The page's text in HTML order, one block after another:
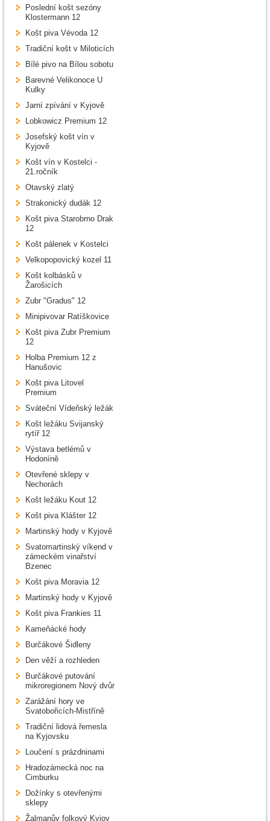
Poslední košt sezóny
Klostermann 12
Košt piva Vévoda 12
Tradiční košt v Miloticích
Bílé pivo na Bílou sobotu
Barevné Velikonoce U
Kulky
Jarní zpívání v Kyjově
Lobkowicz Premium 12
Josefský košt vín v
Kyjově
Košt vín v Kostelci -
21.ročník
Otavský zlatý
Strakonický dudák 12
Košt piva Starobrno Drak
12
Košt pálenek v Kostelci
Velkopopovický kozel 11
Košt kolbásků v
Žarošicích
Zubr "Gradus" 12
Minipivovar Ratíškovice
Košt piva Zubr Premium
12
Holba Premium 12 z
Hanušovic
Košt piva Litovel
Premium
Sváteční Vídeňský ležák
Košt ležáku Svijanský
rytíř 12
Výstava betlémů v
Hodoníně
Otevřené sklepy v
Nechorách
Košt ležáku Kout 12
Košt piva Klášter 12
Martinský hody v Kyjově
Svatomartinský víkend v
zámeckém vinařství
Bzenec
Košt piva Moravia 12
Martinský hody v Kyjově
Košt piva Frankies 11
Kameňácké hody
Burčákové Šidleny
Den věží a rozhleden
Burčákové putování
mikroregionem Nový dvůr
Zarážání hory ve
Svatobořicích-Mistříně
Tradiční lidová řemesla
na Kyjovsku
Loučení s prázdninami
Hradozámecká noc na
Cimburku
Dožínky s otevřenými
sklepy
Žalmanův folkový Kyjov